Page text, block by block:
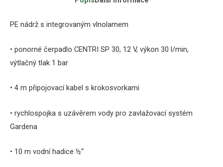
PE nádrž s integrovaným vlnolamem
• ponorné čerpadlo CENTRI SP 30, 12 V, výkon 30 l/min,
výtlačný tlak 1 bar
• 4 m připojovací kabel s krokosvorkami
• rychlospojka s uzávěrem vody pro zavlažovací systém
Gardena
• 10 m vodní hadice ½“